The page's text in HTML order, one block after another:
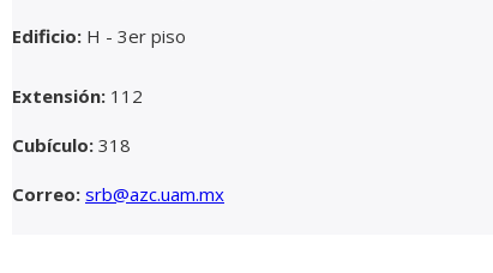
Edificio: H - 3er piso
Extensión: 112
Cubículo: 318
Correo: srb@azc.uam.mx